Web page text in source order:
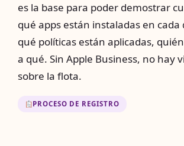
es la base para poder demostrar
qué apps están instaladas en cada
qué políticas están aplicadas,
a qué. Sin Apple Business, no hay
sobre la flota.
PROCESO DE REGISTRO